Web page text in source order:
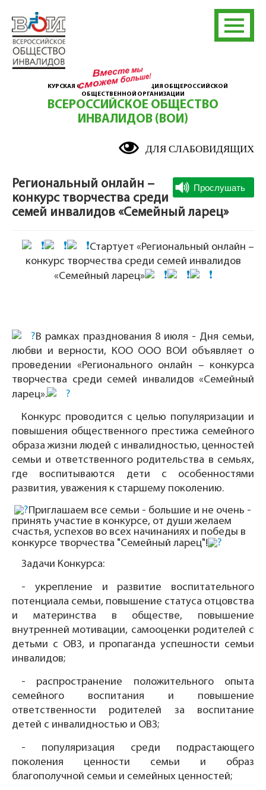
КУРСКАЯ ОБЛАСТНАЯ ОРГАНИЗАЦИЯ ОБЩЕРОССИЙСКОЙ
ОБЩЕСТВЕННОЙ ОРГАНИЗАЦИИ
ВСЕРОССИЙСКОЕ ОБЩЕСТВО
ИНВАЛИДОВ (ВОИ)
ДЛЯ СЛАБОВИДЯЩИХ
Региональный онлайн –
конкурс творчества среди
семей инвалидов «Семейный ларец»
Стартует «Региональный онлайн –
конкурс творчества среди семей инвалидов
«Семейный ларец»
В рамках празднования 8 июля - Дня семьи,
любви и верности, КОО ООО ВОИ объявляет о
проведении «Регионального онлайн – конкурса
творчества среди семей инвалидов «Семейный
ларец».
Конкурс проводится с целью популяризации и
повышения общественного престижа семейного
образа жизни людей с инвалидностью, ценностей
семьи и ответственного родительства в семьях,
где воспитываются дети с особенностями
развития, уважения к старшему поколению.
Приглашаем все семьи - большие и не очень -
принять участие в конкурсе, от души желаем
счастья, успехов во всех начинаниях и победы в
конкурсе творчества "Семейный ларец"!
Задачи Конкурса:
- укрепление и развитие воспитательного
потенциала семьи, повышение статуса отцовства
и материнства в обществе, повышение
внутренней мотивации, самооценки родителей с
детьми с ОВЗ, и пропаганда успешности семьи
инвалидов;
- распространение положительного опыта
семейного воспитания и повышение
ответственности родителей за воспитание
детей с инвалидностью и ОВЗ;
- популяризация среди подрастающего
поколения ценности семьи и образ
благополучной семьи и семейных ценностей;